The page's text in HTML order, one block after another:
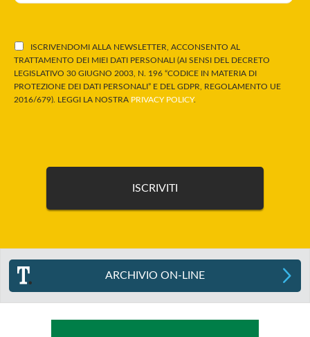
ISCRIVENDOMI ALLA NEWSLETTER, ACCONSENTO AL
TRATTAMENTO DEI MIEI DATI PERSONALI (AI SENSI DEL DECRETO
LEGISLATIVO 30 GIUGNO 2003, N. 196 “CODICE IN MATERIA DI
PROTEZIONE DEI DATI PERSONALI” E DEL GDPR, REGOLAMENTO UE
2016/679). LEGGI LA NOSTRA PRIVACY POLICY.
ARCHIVIO ON-LINE